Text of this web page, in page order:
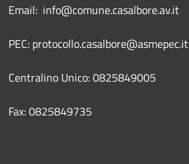
Email: info@comune.casalbore.av.it
PEC: protocollo.casalbore@asmepec.it
Centralino Unico: 0825849005
Fax: 0825849735